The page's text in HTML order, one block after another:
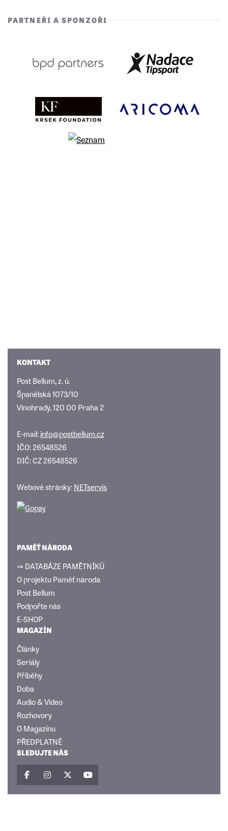
PARTNEŘI A SPONZOŘI
KONTAKT
Post Bellum, z. ú.
Španělská 1073/10
Vinohrady, 120 00 Praha 2
E-mail:info@postbellum.cz
IČO: 26548526
DIČ: CZ 26548526
Webové stránky:NETservis
PAMĚŤ NÁRODA
⇒ DATABÁZE PAMĚTNÍKŮ
O projektu Paměť národa
Post Bellum
Podpořte nás
E-SHOP
MAGAZÍN
Články
Seriály
Příběhy
Doba
Audio & Video
Rozhovory
O Magazínu
PŘEDPLATNÉ
SLEDUJTE NÁS